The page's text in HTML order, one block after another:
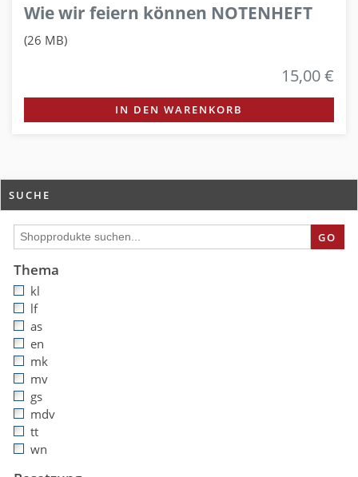
Wie wir feiern können NOTENHEFT
(26 MB)
15,00 €
IN DEN WARENKORB
SUCHE
GO
Thema
kl
lf
as
en
mk
mv
gs
mdv
tt
wn